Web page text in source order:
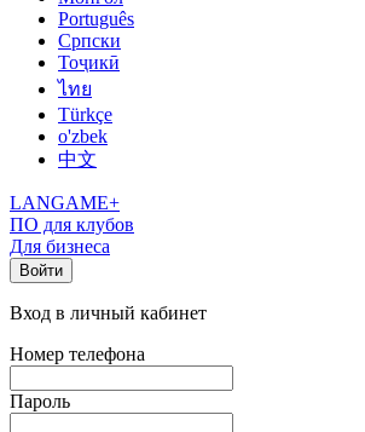
Português
Српски
Тоҷикӣ
ไทย
Türkçe
o'zbek
中文
LANGAME+
ПО для клубов
Для бизнеса
Войти
Вход в личный кабинет
Номер телефона
Пароль